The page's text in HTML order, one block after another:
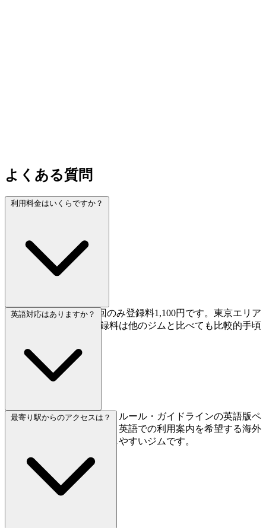
よくある質問
利用料金はいくらですか？
1日利用は2,310円、初回のみ登録料1,100円です。東京エリア
としては標準的で、登録料は他のジムと比べても比較的手頃
英語対応はありますか？
はい、英語対応が可能で、ルール・ガイドラインの英語版ペ
ージも用意されています。英語での利用案内を希望する海外
クライマーにもアクセスしやすいジムです。
最寄り駅からのアクセスは？